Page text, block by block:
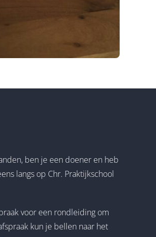
ben je een doener en heb
langs op Chr. Praktijkschool
voor een rondleiding om
kun je bellen naar het